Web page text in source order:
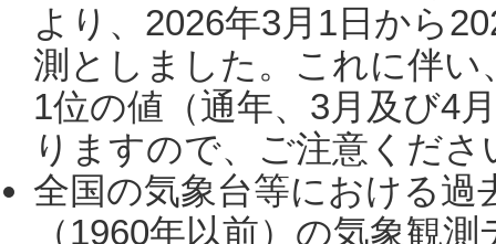
より、2026年3月1日から
測としました。これに伴い
1位の値（通年、3月及び4
りますので、ご注意くだ
全国の気象台等における過
（1960年以前）の気象観